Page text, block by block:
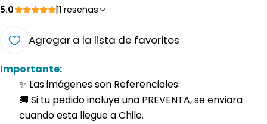
5.0 11 reseñas
Agregar a la lista de favoritos
Importante:
✨ Las imágenes son Referenciales.
🚚 Si tu pedido incluye una PREVENTA, se enviara
cuando esta llegue a Chile.